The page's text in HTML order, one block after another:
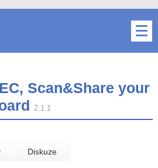
Scan&Share your
2.1.1
Diskuze